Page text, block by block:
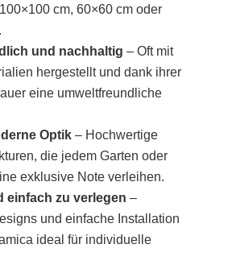
cm, 60×60 cm oder
und nachhaltig – Oft mit
hergestellt und dank ihrer
eine umweltfreundliche
Optik– Hochwertige
die jedem Garten oder
exklusive Note verleihen.
einfach zu verlegen –
und einfache Installation
ideal für individuelle